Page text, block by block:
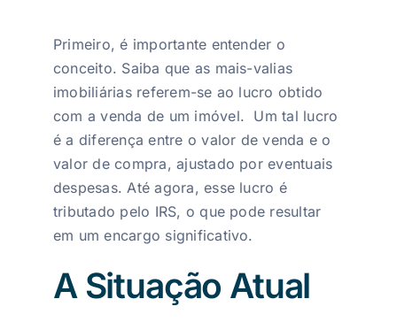
Primeiro, é importante entender o
conceito. Saiba que as mais-valias
imobiliárias referem-se ao lucro obtido
com a venda de um imóvel. Um tal lucro
é a diferença entre o valor de venda e o
valor de compra, ajustado por eventuais
despesas. Até agora, esse lucro é
tributado pelo IRS, o que pode resultar
em um encargo significativo.
A Situação Atual